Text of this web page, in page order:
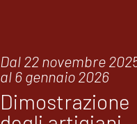
Dal 22 novembre
al 6 gennaio 2026
Dimostrazione